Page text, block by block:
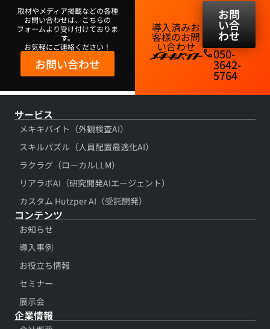
取材やメディア掲載などの各種
お問い合わせは、こちらの
フォームより受け付けておりま
す。
お気軽にご連絡ください！
お問い合わせ
導入済みお
客様のお問
い合わせ​
お問
い合
わせ
phone050-
3642-
5764​
サービス
メキキバイト（外観検査AI）
スキルパズル（人員配置最適化AI）
ラクラグ（ローカルLLM）
リアラボAI（研究開発AIエージェント）
カスタム Hutzper AI（受託開発）
コンテンツ​
お知らせ
導入事例​
お役立ち情報​
セミナー
展示会​
企業情報